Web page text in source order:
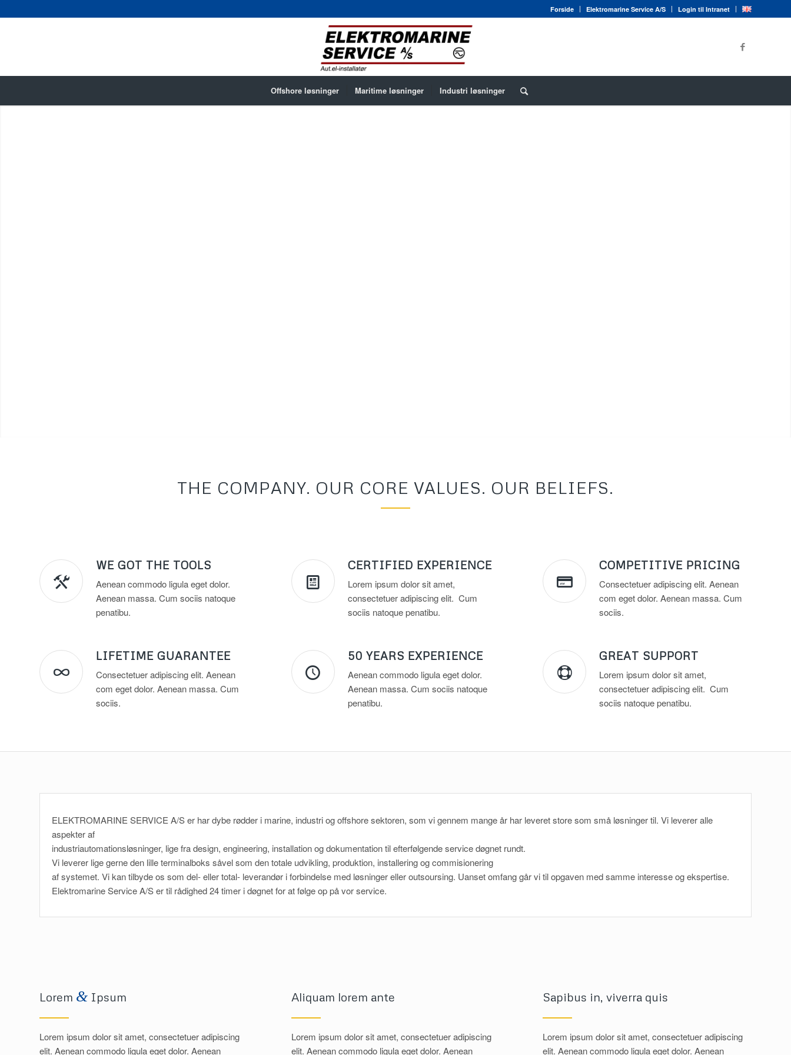
Forside Elektromarine Service A/S Login til Intranet
Offshore løsninger Maritime løsninger Industri løsninger
THE COMPANY. OUR CORE VALUES. OUR BELIEFS.
WE GOT THE TOOLS
Aenean commodo ligula eget dolor.
Aenean massa. Cum sociis natoque
penatibu.
CERTIFIED EXPERIENCE
Lorem ipsum dolor sit amet,
consectetuer adipiscing elit. Cum
sociis natoque penatibu.
COMPETITIVE PRICING
Consectetuer adipiscing elit. Aenean
com eget dolor. Aenean massa. Cum
sociis.
LIFETIME GUARANTEE
Consectetuer adipiscing elit. Aenean
com eget dolor. Aenean massa. Cum
sociis.
50 YEARS EXPERIENCE
Aenean commodo ligula eget dolor.
Aenean massa. Cum sociis natoque
penatibu.
GREAT SUPPORT
Lorem ipsum dolor sit amet,
consectetuer adipiscing elit. Cum
sociis natoque penatibu.
ELEKTROMARINE SERVICE A/S er har dybe rødder i marine, industri og offshore sektoren, som vi gennem mange år har leveret store som små løsninger til. Vi leverer alle
aspekter af
industriautomationsløsninger, lige fra design, engineering, installation og dokumentation til efterfølgende service døgnet rundt.
Vi leverer lige gerne den lille terminalboks såvel som den totale udvikling, produktion, installering og commisionering
af systemet. Vi kan tilbyde os som del- eller total- leverandør i forbindelse med løsninger eller outsoursing. Uanset omfang går vi til opgaven med samme interesse og ekspertise.
Elektromarine Service A/S er til rådighed 24 timer i døgnet for at følge op på vor service.
Lorem & Ipsum
Lorem ipsum dolor sit amet, consectetuer adipiscing
elit. Aenean commodo ligula eget dolor. Aenean
Aliquam lorem ante
Lorem ipsum dolor sit amet, consectetuer adipiscing
elit. Aenean commodo ligula eget dolor. Aenean
Sapibus in, viverra quis
Lorem ipsum dolor sit amet, consectetuer adipiscing
elit. Aenean commodo ligula eget dolor. Aenean